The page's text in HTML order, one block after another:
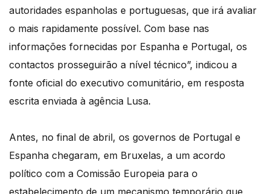
autoridades espanholas e portuguesas, que irá avaliar
o mais rapidamente possível. Com base nas
informações fornecidas por Espanha e Portugal, os
contactos prosseguirão a nível técnico”, indicou a
fonte oficial do executivo comunitário, em resposta
escrita enviada à agência Lusa.
Antes, no final de abril, os governos de Portugal e
Espanha chegaram, em Bruxelas, a um acordo
político com a Comissão Europeia para o